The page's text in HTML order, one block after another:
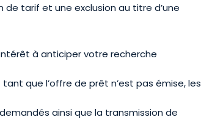
tarif et une exclusion au titre d’une
à anticiper votre recherche
que l’offre de prêt n’est pas émise, les
ainsi que la transmission de